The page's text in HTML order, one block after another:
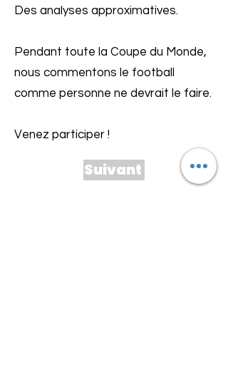
Des analyses approximatives.
Pendant toute la Coupe du Monde,
nous commentons le football
comme personne ne devrait le faire.
Venez participer !
Suivant